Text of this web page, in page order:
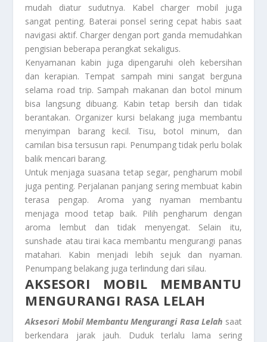
mudah diatur sudutnya. Kabel charger mobil juga
sangat penting. Baterai ponsel sering cepat habis saat
navigasi aktif. Charger dengan port ganda memudahkan
pengisian beberapa perangkat sekaligus.
Kenyamanan kabin juga dipengaruhi oleh kebersihan
dan kerapian. Tempat sampah mini sangat berguna
selama road trip. Sampah makanan dan botol minum
bisa langsung dibuang. Kabin tetap bersih dan tidak
berantakan. Organizer kursi belakang juga membantu
menyimpan barang kecil. Tisu, botol minum, dan
camilan bisa tersusun rapi. Penumpang tidak perlu bolak
balik mencari barang.
Untuk menjaga suasana tetap segar, pengharum mobil
juga penting. Perjalanan panjang sering membuat kabin
terasa pengap. Aroma yang nyaman membantu
menjaga mood tetap baik. Pilih pengharum dengan
aroma lembut dan tidak menyengat. Selain itu,
sunshade atau tirai kaca membantu mengurangi panas
matahari. Kabin menjadi lebih sejuk dan nyaman.
Penumpang belakang juga terlindung dari silau.
AKSESORI MOBIL MEMBANTU
MENGURANGI RASA LELAH
Aksesori Mobil Membantu Mengurangi Rasa Lelah saat
berkendara jarak jauh. Duduk terlalu lama sering